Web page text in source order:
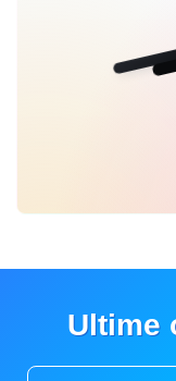
Ultime